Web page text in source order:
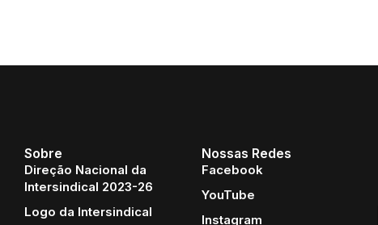
Sobre
Direção Nacional da
Intersindical 2023-26
Logo da Intersindical
Nossas Redes
Facebook
YouTube
Instagram